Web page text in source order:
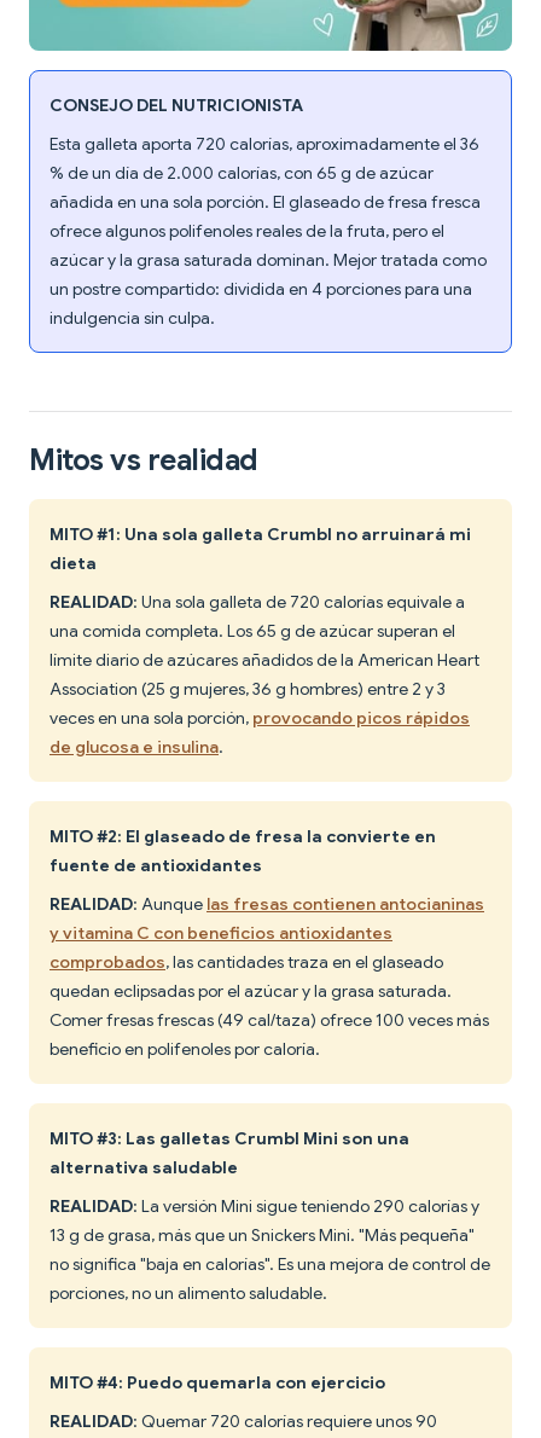
CONSEJO DEL NUTRICIONISTA
Esta galleta aporta 720 calorías, aproximadamente el 36
% de un día de 2.000 calorías, con 65 g de azúcar
añadida en una sola porción. El glaseado de fresa fresca
ofrece algunos polifenoles reales de la fruta, pero el
azúcar y la grasa saturada dominan. Mejor tratada como
un postre compartido: dividida en 4 porciones para una
indulgencia sin culpa.
Mitos vs realidad
MITO #1: Una sola galleta Crumbl no arruinará mi
dieta
REALIDAD: Una sola galleta de 720 calorías equivale a
una comida completa. Los 65 g de azúcar superan el
límite diario de azúcares añadidos de la American Heart
Association (25 g mujeres, 36 g hombres) entre 2 y 3
veces en una sola porción, provocando picos rápidos
de glucosa e insulina.
MITO #2: El glaseado de fresa la convierte en
fuente de antioxidantes
REALIDAD: Aunque las fresas contienen antocianinas
y vitamina C con beneficios antioxidantes
comprobados, las cantidades traza en el glaseado
quedan eclipsadas por el azúcar y la grasa saturada.
Comer fresas frescas (49 cal/taza) ofrece 100 veces más
beneficio en polifenoles por caloría.
MITO #3: Las galletas Crumbl Mini son una
alternativa saludable
REALIDAD: La versión Mini sigue teniendo 290 calorías y
13 g de grasa, más que un Snickers Mini. "Más pequeña"
no significa "baja en calorías". Es una mejora de control de
porciones, no un alimento saludable.
MITO #4: Puedo quemarla con ejercicio
REALIDAD: Quemar 720 calorías requiere unos 90